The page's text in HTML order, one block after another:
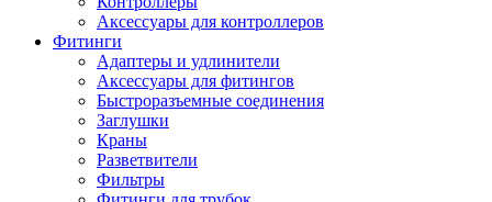
Аксессуары для контроллеров
Фитинги
Адаптеры и удлинители
Аксессуары для фитингов
Быстроразъемные соединения
Заглушки
Краны
Разветвители
Фильтры